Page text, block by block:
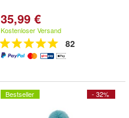
35,99 €
Kostenloser Versand
82
- 32%
Bestseller